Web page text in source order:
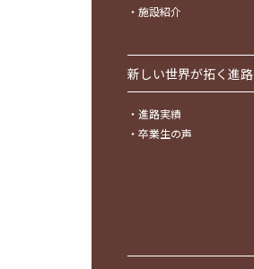
・ 施設紹介
新しい世界が拓く進路
・ 進路実績
・ 卒業生の声